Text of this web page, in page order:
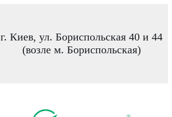
г. Киев, ул. Бориспольская 40 и 44
(возле м. Бориспольская)